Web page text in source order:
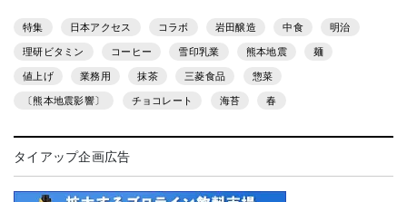
特集 日本アクセス コラボ 岩田醸造 中食 明治
理研ビタミン コーヒー 雪印乳業 熊本地震 麺
値上げ 業務用 抹茶 三菱食品 惣菜
〔熊本地震影響〕 チョコレート 海苔 春
タイアップ企画広告